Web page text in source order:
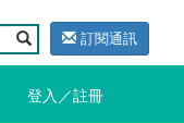
訂閱通訊
登入／註冊